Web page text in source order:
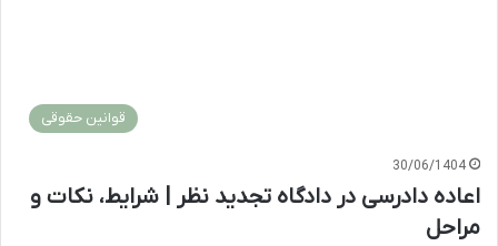
قوانین حقوقی
30/06/1404
اعاده دادرسی در دادگاه تجدید نظر | شرایط، نکات و
مراحل